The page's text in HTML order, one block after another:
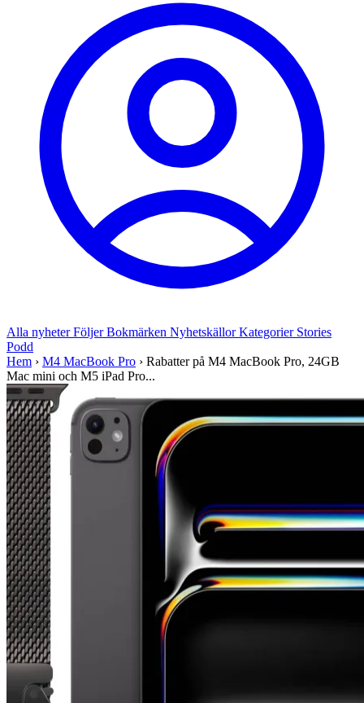
Alla nyheterFöljerBokmärken NyhetskällorKategorier Stories
Podd
Hem › M4 MacBook Pro › Rabatter på M4 MacBook Pro, 24GB
Mac mini och M5 iPad Pro...